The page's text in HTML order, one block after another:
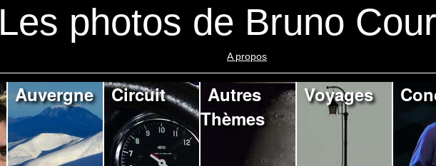
Les photos de Bruno
A propos
Auvergne Circuit
Autres
Thèmes
Voyages